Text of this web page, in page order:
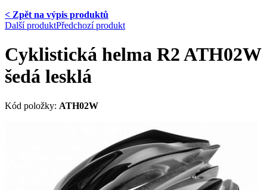
< Zpět na výpis produktů
Další produktPředchozí produkt
Cyklistická helma R2 ATH02W
šedá lesklá
Kód položky: ATH02W